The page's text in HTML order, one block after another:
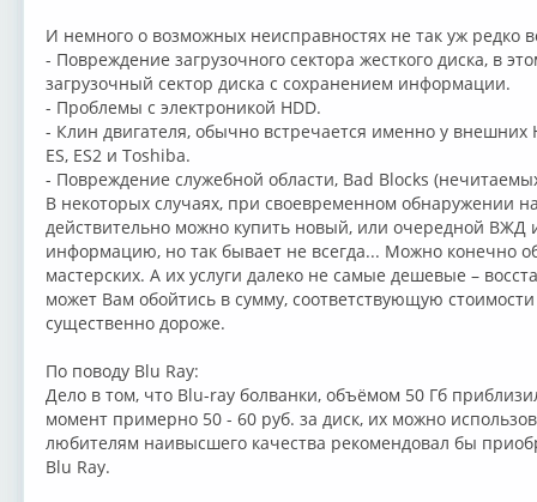
И немного о возможных неисправностях не так уж редко
- Повреждение загрузочного сектора жесткого диска, в
загрузочный сектор диска с сохранением информации.
- Проблемы с электроникой HDD.
- Клин двигателя, обычно встречается именно у внешних
ES, ES2 и Toshiba.
- Повреждение служебной области, Bad Blocks
В некоторых случаях, при своевременном обнаружении
действительно можно купить новый, или очередной ВЖД
информацию, но так бывает не всегда... Можно конечно
мастерских. А их услуги далеко не самые дешевые –
может Вам обойтись в сумму, соответствующую
существенно дороже.
По поводу Blu Ray:
Дело в том, что Blu-ray болванки, объёмом 50 Гб
момент примерно 50 - 60 руб. за диск, их можно
любителям наивысшего качества рекомендовал бы
Blu Ray.